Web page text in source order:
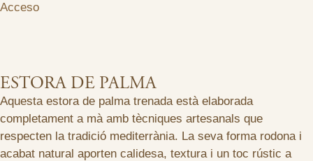
Acceso
ESTORA DE PALMA
Aquesta estora de palma trenada està elaborada
completament a mà amb tècniques artesanals que
respecten la tradició mediterrània. La seva forma rodona i
acabat natural aporten calidesa, textura i un toc rústic a